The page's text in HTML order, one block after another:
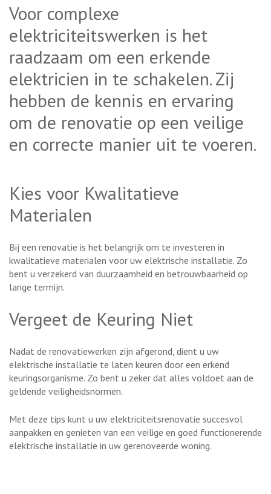
Voor complexe
elektriciteitswerken is het
raadzaam om een erkende
elektricien in te schakelen. Zij
hebben de kennis en ervaring
om de renovatie op een veilige
en correcte manier uit te voeren.
Kies voor Kwalitatieve
Materialen
Bij een renovatie is het belangrijk om te investeren in
kwalitatieve materialen voor uw elektrische installatie. Zo
bent u verzekerd van duurzaamheid en betrouwbaarheid op
lange termijn.
Vergeet de Keuring Niet
Nadat de renovatiewerken zijn afgerond, dient u uw
elektrische installatie te laten keuren door een erkend
keuringsorganisme. Zo bent u zeker dat alles voldoet aan de
geldende veiligheidsnormen.
Met deze tips kunt u uw elektriciteitsrenovatie succesvol
aanpakken en genieten van een veilige en goed functionerende
elektrische installatie in uw gerenoveerde woning.